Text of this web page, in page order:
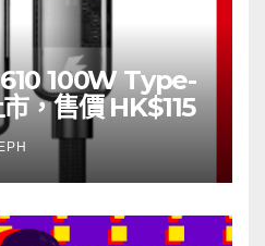
100W Type-
，售價 HK$115